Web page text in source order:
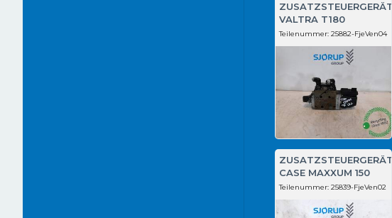
ZUSATZSTEUERGERÄT
VALTRA T180
Teilenummer: 25882-FjeVen04
ZUSATZSTEUERGERÄT
CASE MAXXUM 150
Teilenummer: 25839-FjeVen02